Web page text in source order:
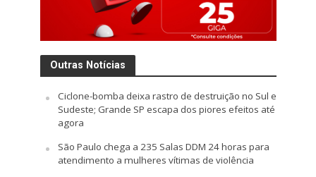
Outras Notícias
Ciclone-bomba deixa rastro de destruição no Sul e
Sudeste; Grande SP escapa dos piores efeitos até
agora
São Paulo chega a 235 Salas DDM 24 horas para
atendimento a mulheres vítimas de violência